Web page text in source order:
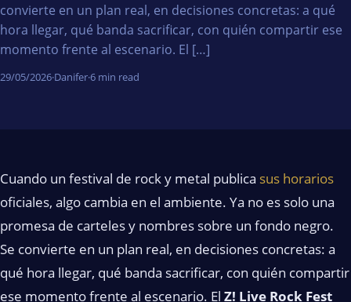
convierte en un plan real, en decisiones concretas: a qué
hora llegar, qué banda sacrificar, con quién compartir ese
momento frente al escenario. El […]
29/05/2026·Danifer·6 min read
Cuando un festival de rock y metal publica sus horarios
oficiales, algo cambia en el ambiente. Ya no es solo una
promesa de carteles y nombres sobre un fondo negro.
Se convierte en un plan real, en decisiones concretas: a
qué hora llegar, qué banda sacrificar, con quién compartir
ese momento frente al escenario. El Z! Live Rock Fest